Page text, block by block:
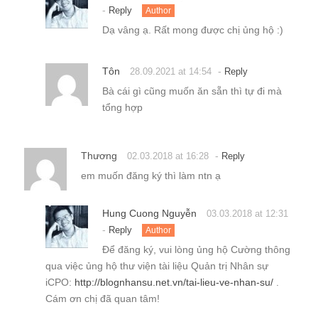
- Reply Author
Dạ vâng ạ. Rất mong được chị ủng hộ :)
Tôn 28.09.2021 at 14:54 - Reply
Bà cái gì cũng muốn ăn sẵn thì tự đi mà
tổng hợp
Thương 02.03.2018 at 16:28 - Reply
em muốn đăng ký thì làm ntn ạ
Hung Cuong Nguyễn 03.03.2018 at 12:31
- Reply Author
Để đăng ký, vui lòng ủng hộ Cường thông
qua việc ủng hộ thư viện tài liệu Quản trị Nhân sự
iCPO: http://blognhansu.net.vn/tai-lieu-ve-nhan-su/
Cám ơn chị đã quan tâm!